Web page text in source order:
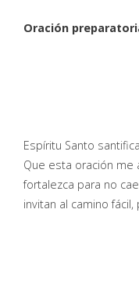
Oración
Espíritu Santo
Que esta oración me
fortalezca para no
invitan al camino